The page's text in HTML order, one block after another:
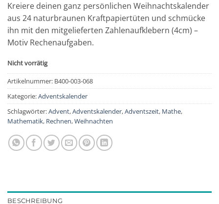
Kreiere deinen ganz persönlichen Weihnachtskalender
aus 24 naturbraunen Kraftpapiertüten und schmücke
ihn mit den mitgelieferten Zahlenaufklebern (4cm) –
Motiv Rechenaufgaben.
Nicht vorrätig
Artikelnummer: B400-003-068
Kategorie:Adventskalender
Schlagwörter:Advent,Adventskalender,Adventszeit, Mathe,
Mathematik, Rechnen,Weihnachten
BESCHREIBUNG